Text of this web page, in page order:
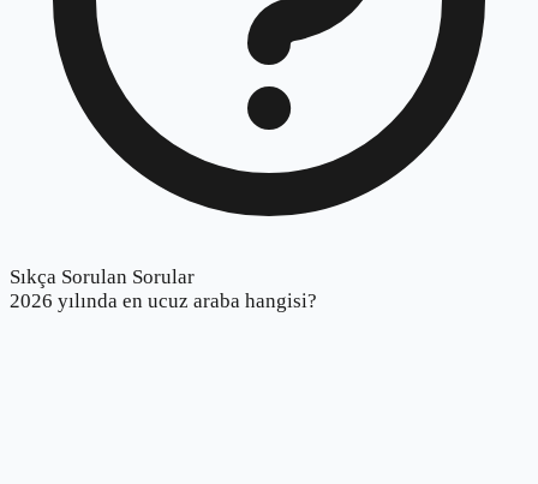
Sıkça Sorulan Sorular
2026 yılında en ucuz araba hangisi?